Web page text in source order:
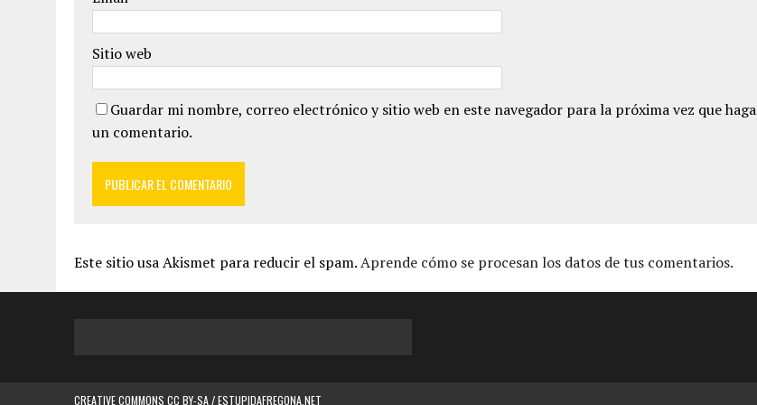
Sitio web
Guardar mi nombre, correo electrónico y sitio web en este navegador para la próxima vez que haga
un comentario.
Este sitio usa Akismet para reducir el spam.Aprende cómo se procesan los datos de tus comentarios.
CREATIVE COMMONS CC BY-SA / ESTUPIDAFREGONA.NET